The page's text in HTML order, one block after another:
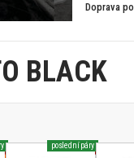
Doprava
BLACK
poslední páry